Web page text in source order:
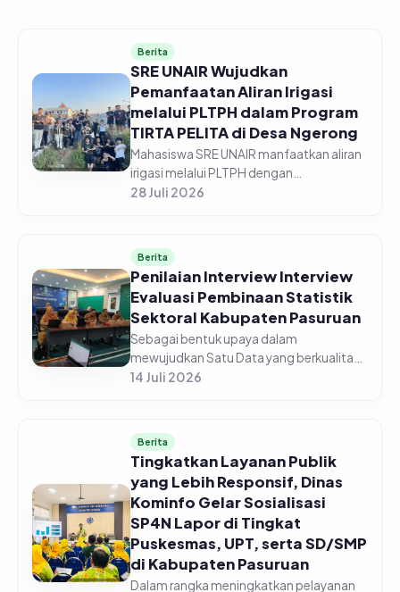
Berita
SRE UNAIR Wujudkan
Pemanfaatan Aliran Irigasi
melalui PLTPH dalam Program
TIRTA PELITA di Desa Ngerong
Mahasiswa SRE UNAIR manfaatkan aliran
irigasi melalui PLTPH dengan
memberdayakan warga Desa Ngerong di
potensi aliran...
28 Juli 2026
Berita
Penilaian Interview Interview
Evaluasi Pembinaan Statistik
Sektoral Kabupaten Pasuruan
Sebagai bentuk upaya dalam
mewujudkan Satu Data yang berkualitas,
Dinas Komunikasi dan Informatika
Statistik Se...
14 Juli 2026
Berita
Tingkatkan Layanan Publik
yang Lebih Responsif, Dinas
Kominfo Gelar Sosialisasi
SP4N Lapor di Tingkat
Puskesmas, UPT, serta SD/SMP
di Kabupaten Pasuruan
Dalam rangka meningkatkan pelayanan